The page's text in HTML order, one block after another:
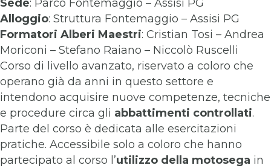
Sede: Parco Fontemaggio – Assisi PG
Alloggio: Struttura Fontemaggio – Assisi PG
Formatori Alberi Maestri: Cristian Tosi – Andrea
Moriconi – Stefano Raiano – Niccolò Ruscelli
Corso di livello avanzato, riservato a coloro che
operano già da anni in questo settore e
intendono acquisire nuove competenze, tecniche
e procedure circa gli abbattimenti controllati.
Parte del corso è dedicata alle esercitazioni
pratiche. Accessibile solo a coloro che hanno
partecipato al corso l’utilizzo della motosega in